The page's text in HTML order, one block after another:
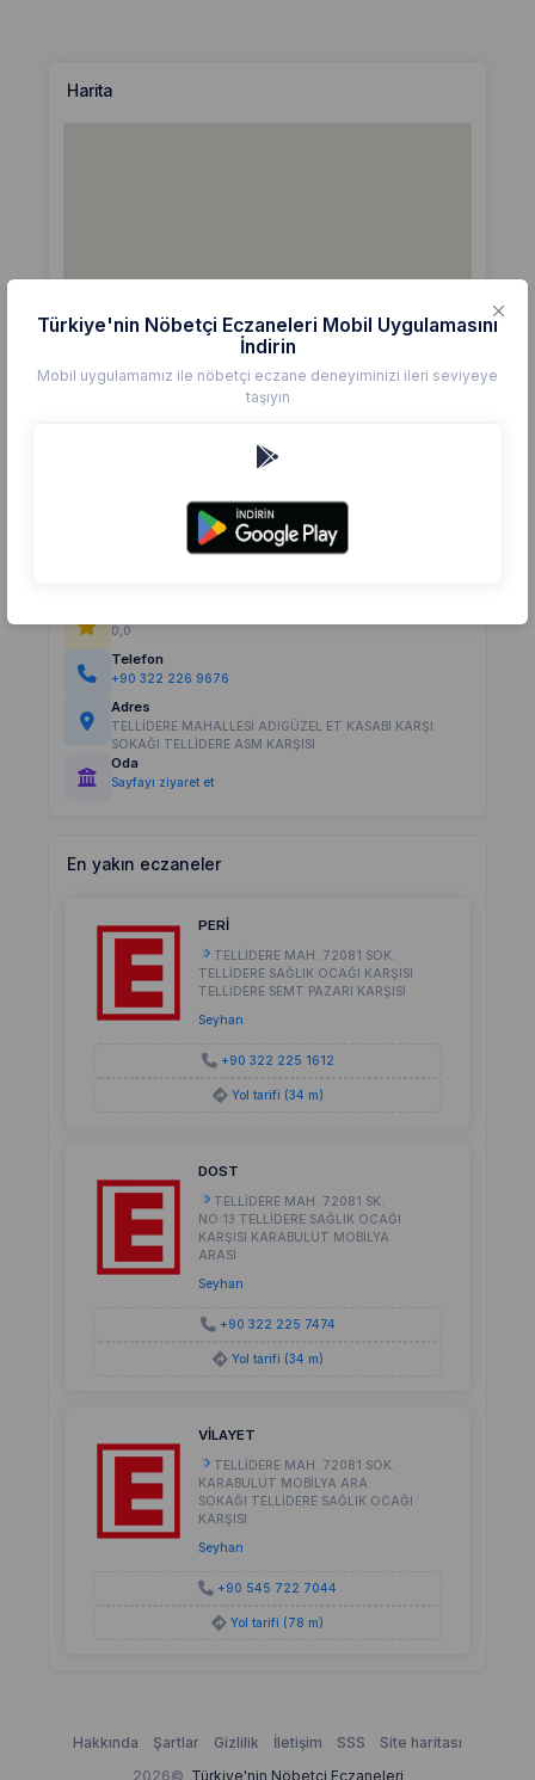
Harita
0,0
Telefon
+90 322 226 9676
Adres
TELLİDERE MAHALLESİ ADIGÜZEL ET KASABI KARŞI
SOKAĞI TELLİDERE ASM KARŞISI
Oda
Sayfayı ziyaret et
En yakın eczaneler
PERİ
TELLİDERE MAH. 72081 SOK.
TELLİDERE SAĞLIK OCAĞI KARŞISI
TELLİDERE SEMT PAZARI KARŞISI
Seyhan
+90 322 225 1612
Yol tarifi (34 m)
DOST
TELLİDERE MAH. 72081 SK.
NO:13 TELLİDERE SAĞLIK OCAĞI
KARŞISI KARABULUT MOBİLYA
ARASI
Seyhan
+90 322 225 7474
Yol tarifi (34 m)
VİLAYET
TELLİDERE MAH. 72081 SOK.
KARABULUT MOBİLYA ARA
SOKAĞI TELLİDERE SAĞLIK OCAĞI
KARŞISI
Seyhan
+90 545 722 7044
Yol tarifi (78 m)
2026© Türkiye'nin Nöbetçi Eczaneleri
Hakkında Şartlar Gizlilik İletişim SSS Site haritası
Türkiye'nin Nöbetçi Eczaneleri Mobil Uygulamasını
İndirin
Mobil uygulamamız ile nöbetçi eczane deneyiminizi ileri seviyeye
taşıyın